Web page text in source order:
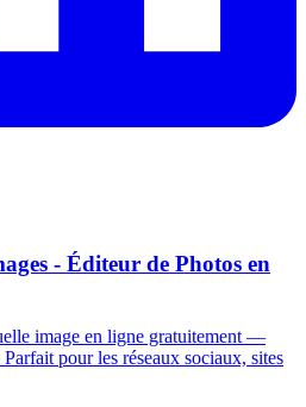
- Éditeur de Photos en
image en ligne gratuitement —
pour les réseaux sociaux, sites